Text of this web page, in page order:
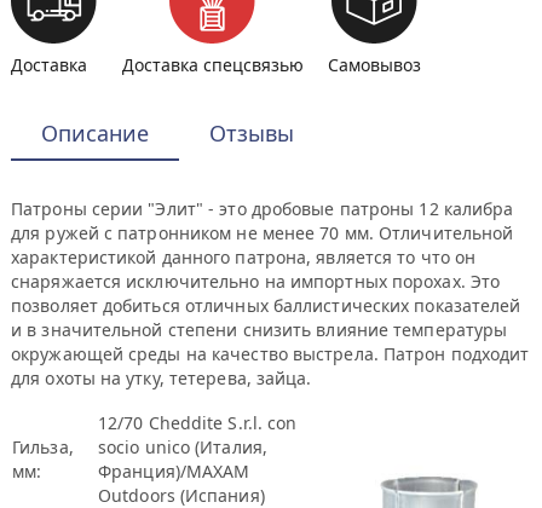
Доставка Доставка спецсвязью Самовывоз
Описание Отзывы
Патроны серии "Элит" - это дробовые патроны 12 калибра
для ружей с патронником не менее 70 мм. Отличительной
характеристикой данного патрона, является то что он
снаряжается исключительно на импортных порохах. Это
позволяет добиться отличных баллистических показателей
и в значительной степени снизить влияние температуры
окружающей среды на качество выстрела. Патрон подходит
для охоты на утку, тетерева, зайца.
Гильза,
мм:
12/70 Cheddite S.r.l. con
socio unico (Италия,
Франция)/MAXAM
Outdoors (Испания)